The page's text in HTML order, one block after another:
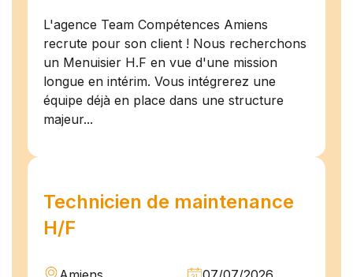
L'agence Team Compétences Amiens
recrute pour son client ! Nous recherchons
un Menuisier H.F en vue d'une mission
longue en intérim. Vous intégrerez une
équipe déjà en place dans une structure
majeur...
Technicien de maintenance
H/F